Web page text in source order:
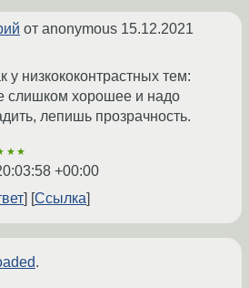
от anonymous 15.12.2021
у низкококонтрастных тем:
слишком хорошее и надо
лепишь прозрачность.
+00:00
Ссылка
.